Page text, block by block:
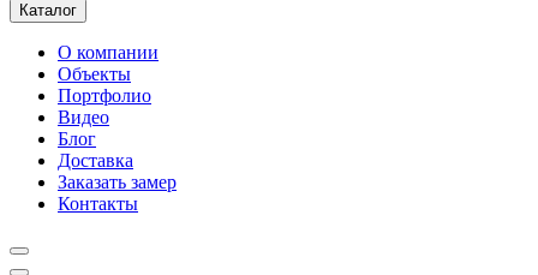
Каталог
О компании
Объекты
Портфолио
Видео
Блог
Доставка
Заказать замер
Контакты